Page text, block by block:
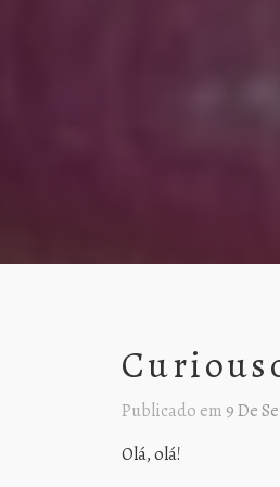
Publicado em 9 De
Olá, olá!